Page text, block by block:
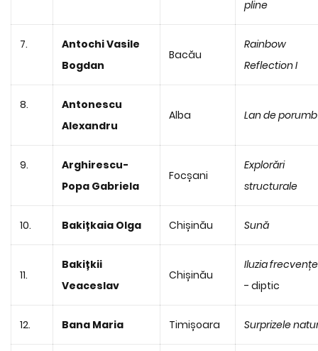
pline
7.
Antochi Vasile
Bogdan
Bacău
Rainbow
Reflection I
8.
Antonescu
Alexandru
Alba Lan de porumb
9.
Arghirescu-
Popa Gabriela
Focșani
Explorări
structurale
10. Bakițkaia Olga Chișinău Sună
11.
Bakițkii
Veaceslav
Chișinău
Iluzia
- diptic
12. Bana Maria Timișoara Surprizele